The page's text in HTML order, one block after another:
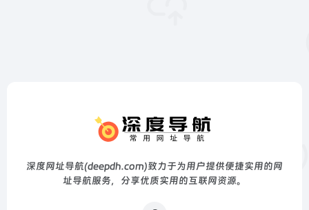
深度网址导航(deepdh.com)致力于为用户提供便捷实用的网
址导航服务，分享优质实用的互联网资源。